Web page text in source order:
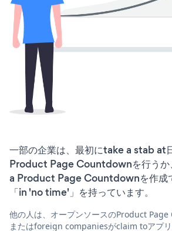
一部の企業は、最初にtake a stab at
Product Page Countdownを行う
a Product Page Countdownを作成
「in 'no time'」を持っています。
他の人は、オープンソースのProduct Page
またはforeign companiesがclaim toアプ